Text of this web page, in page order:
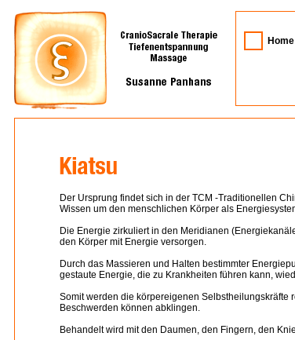
Home
Der Ursprung findet sich in der TCM -Traditionellen
Wissen um den menschlichen Körper als
Die Energie zirkuliert in den Meridianen
den Körper mit Energie versorgen.
Durch das Massieren und Halten bestimmter
gestaute Energie, die zu Krankheiten führen kann,
Somit werden die körpereigenen Selbstheilungskräfte
Beschwerden können abklingen.
Behandelt wird mit den Daumen, den Fingern, den